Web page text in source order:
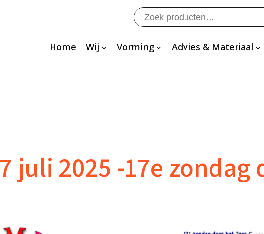
Zoeken
naar:
Home Wij Vorming Advies & Materiaal
juli 2025 -17e zondag